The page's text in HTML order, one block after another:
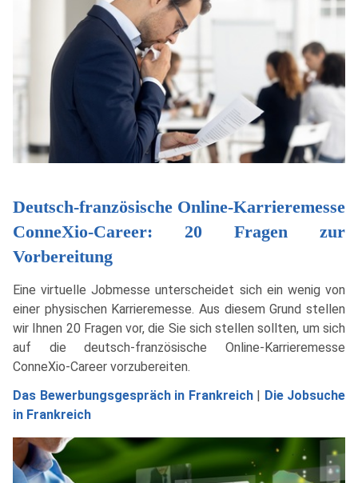
Deutsch-französische Online-Karrieremesse
ConneXio-Career: 20 Fragen zur
Vorbereitung
Eine virtuelle Jobmesse unterscheidet sich ein wenig von
einer physischen Karrieremesse. Aus diesem Grund stellen
wir Ihnen 20 Fragen vor, die Sie sich stellen sollten, um sich
auf die deutsch-französische Online-Karrieremesse
ConneXio-Career vorzubereiten.
Das Bewerbungsgespräch in Frankreich|
Die Jobsuche
in Frankreich